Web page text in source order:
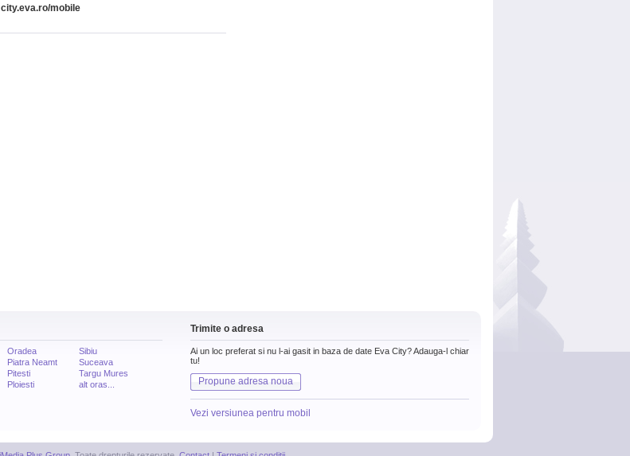
city.eva.ro/mobile
Oradea
Piatra Neamt
Pitesti
Ploiesti
Sibiu
Suceava
Targu Mures
alt oras...
Trimite o adresa
Ai un loc preferat si nu l-ai gasit in baza de date Eva City? Adauga-l chiar
tu!
Propune adresa noua
Vezi versiunea pentru mobil